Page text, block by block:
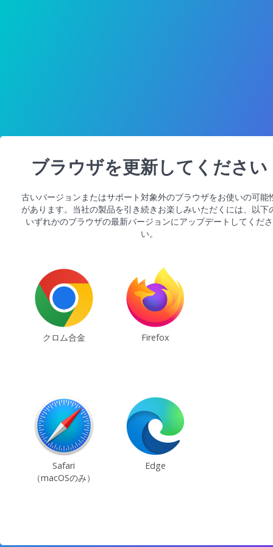
ブラウザを更新してください
古いバージョンまたはサポート対象外のブラウザをお使いの可能
があります。当社の製品を引き続きお楽しみいただくには、以下
いずれかのブラウザの最新バージョンにアップデートしてくださ
い。
クロム合金 Firefox
Safari
（macOSのみ）
Edge